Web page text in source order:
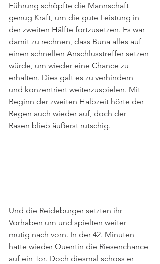
Führung schöpfte die Mannschaft
genug Kraft, um die gute Leistung in
der zweiten Hälfte fortzusetzen. Es war
damit zu rechnen, dass Buna alles auf
einen schnellen Anschlusstreffer setzen
würde, um wieder eine Chance zu
erhalten. Dies galt es zu verhindern
und konzentriert weiterzuspielen. Mit
Beginn der zweiten Halbzeit hörte der
Regen auch wieder auf, doch der
Rasen blieb äußerst rutschig.
Und die Reideburger setzten ihr
Vorhaben um und spielten weiter
mutig nach vorn. In der 42. Minuten
hatte wieder Quentin die Riesenchance
auf ein Tor. Doch diesmal schoss er